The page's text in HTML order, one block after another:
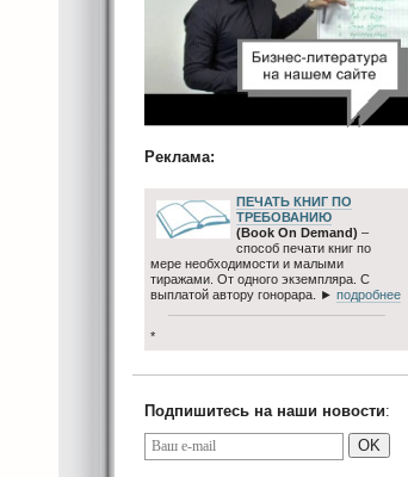
Реклама:
ПЕЧАТЬ КНИГ ПО
ТРЕБОВАНИЮ
(Book On Demand) –
способ печати книг по
мере необходимости и малыми
тиражами. От одного экземпляра. С
выплатой автору гонорара. ► подробнее
*
Подпишитесь на наши новости:
OK